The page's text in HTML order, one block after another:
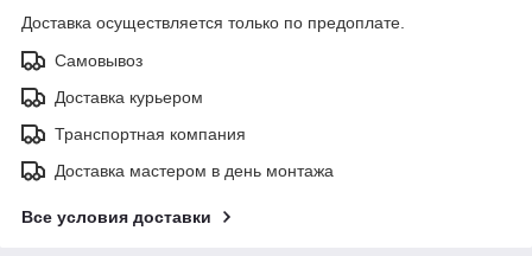
Доставка осуществляется только по предоплате.
Самовывоз
Доставка курьером
Транспортная компания
Доставка мастером в день монтажа
Все условия доставки